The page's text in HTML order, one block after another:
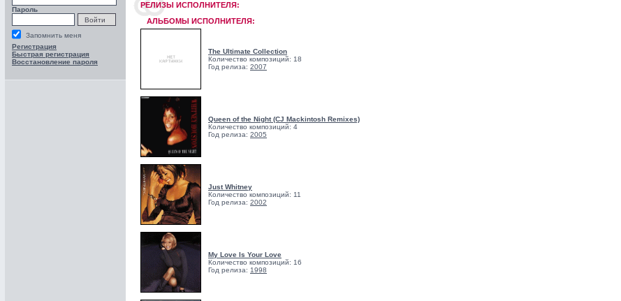
Пароль
Запомнить меня
Регистрация
Быстрая регистрация
Восстановление пароля
РЕЛИЗЫ ИCПОЛНИТЕЛЯ:
АЛЬБОМЫ ИСПОЛНИТЕЛЯ:
The Ultimate Collection
Количество композиций: 18
Год релиза: 2007
Queen of the Night (CJ Mackintosh Remixes)
Количество композиций: 4
Год релиза: 2005
Just Whitney
Количество композиций: 11
Год релиза: 2002
My Love Is Your Love
Количество композиций: 16
Год релиза: 1998